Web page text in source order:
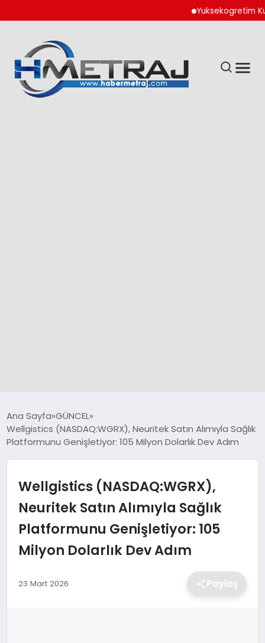
Yuksekogretim
SPOR
DÜNYA
SİYASET
EKONOMİ
MAGAZİN
Ana Sayfa GÜNCEL
Wellgistics (NASDAQ:WGRX), Neuritek Satın Alımıyla Sağlık
Platformunu Genişletiyor: 105 Milyon Dolarlık Dev Adım
Wellgistics (NASDAQ:WGRX),
Neuritek Satın Alımıyla Sağlık
Platformunu Genişletiyor: 105
Milyon Dolarlık Dev Adım
23 Mart 2026 Paylaş